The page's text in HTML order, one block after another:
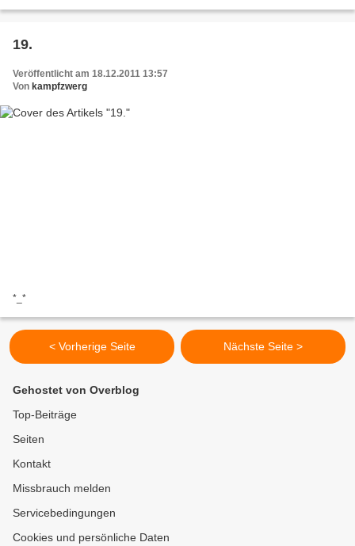
19.
Veröffentlicht am 18.12.2011 13:57
Von kampfzwerg
*_*
< Vorherige Seite Nächste Seite >
Gehostet von Overblog
Top-Beiträge
Seiten
Kontakt
Missbrauch melden
Servicebedingungen
Cookies und persönliche Daten